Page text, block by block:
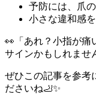
予防には、爪
小さな違和感
👀「あれ？小指が
サインかもしれませ
ぜひこの記事を参考
ださいね🦶✨